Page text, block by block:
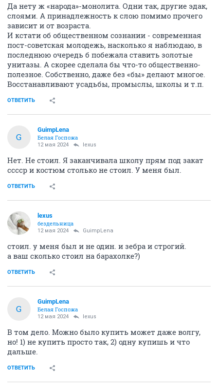
Да нету ж «народа»-монолита. Одни так, другие эдак,
слоями. А принадлежность к слою помимо прочего
зависит и от возраста.
И кстати об общественном сознании - современная
пост-советская молодежь, насколько я наблюдаю, в
последнюю очередь б побежала ставить золотые
унитазы. А скорее сделала бы что-то общественно-
полезное. Собственно, даже без «бы» делают многое.
Восстанавливают усадьбы, промыслы, школы и т.п.
ОТВЕТИТЬ
G
GuimpLena
Белая Госпожа
12 мая 2024 lexus
Нет. Не стоил. Я заканчивала школу прям под закат
сссср и костюм столько не стоил. У меня был.
ОТВЕТИТЬ
lexus
бездельница
12 мая 2024 GuimpLena
стоил. у меня был и не один. и зебра и строгий.
а ваш сколько стоил на барахолке?)
ОТВЕТИТЬ
G
GuimpLena
Белая Госпожа
12 мая 2024 lexus
В том дело. Можно было купить может даже волгу,
но! 1) не купить просто так, 2) одну купишь и что
дальше.
ОТВЕТИТЬ